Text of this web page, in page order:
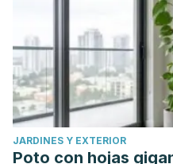
fisioterapia. As. https://
con-fisioterapia-n/
Moto GP: Marc Márquez
deberá ser operado
Noticias. https://
La placa de titanio, una
fracturas de húmero. 31
JARDINES Y EXTERIOR
Poto con hojas